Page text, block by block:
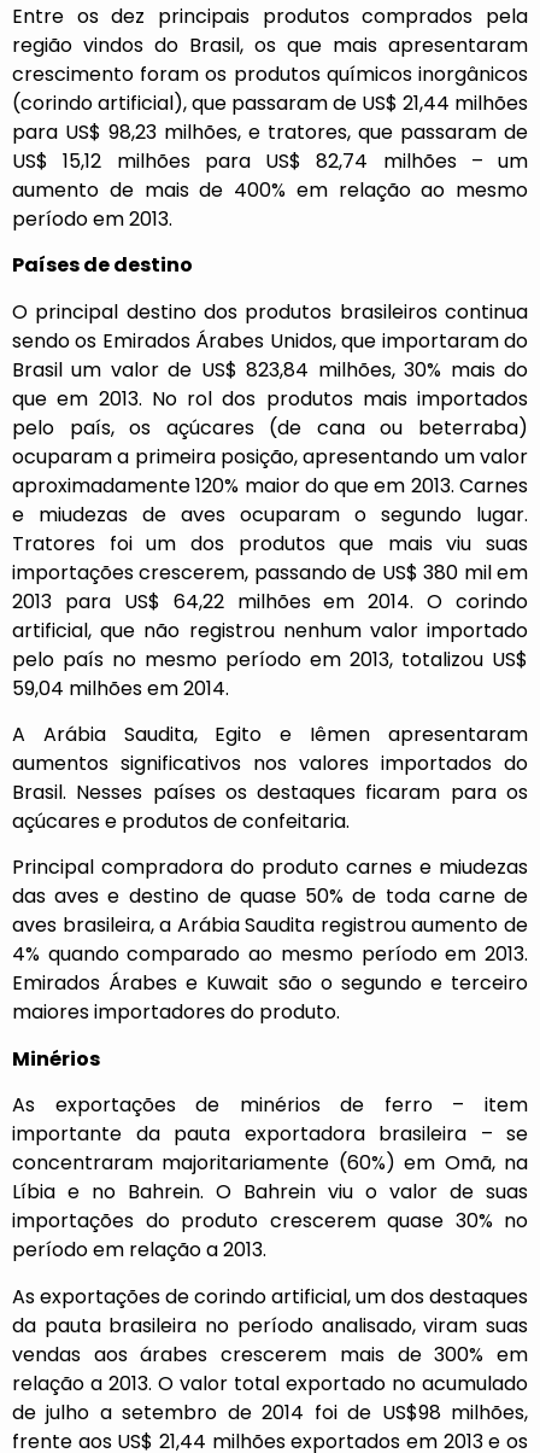
Entre os dez principais produtos comprados pela
região vindos do Brasil, os que mais apresentaram
crescimento foram os produtos químicos inorgânicos
(corindo artificial), que passaram de US$ 21,44 milhões
para US$ 98,23 milhões, e tratores, que passaram de
US$ 15,12 milhões para US$ 82,74 milhões – um
aumento de mais de 400% em relação ao mesmo
período em 2013.
Países de destino
O principal destino dos produtos brasileiros continua
sendo os Emirados Árabes Unidos, que importaram do
Brasil um valor de US$ 823,84 milhões, 30% mais do
que em 2013. No rol dos produtos mais importados
pelo país, os açúcares (de cana ou beterraba)
ocuparam a primeira posição, apresentando um valor
aproximadamente 120% maior do que em 2013. Carnes
e miudezas de aves ocuparam o segundo lugar.
Tratores foi um dos produtos que mais viu suas
importações crescerem, passando de US$ 380 mil em
2013 para US$ 64,22 milhões em 2014. O corindo
artificial, que não registrou nenhum valor importado
pelo país no mesmo período em 2013, totalizou US$
59,04 milhões em 2014.
A Arábia Saudita, Egito e Iêmen apresentaram
aumentos significativos nos valores importados do
Brasil. Nesses países os destaques ficaram para os
açúcares e produtos de confeitaria.
Principal compradora do produto carnes e miudezas
das aves e destino de quase 50% de toda carne de
aves brasileira, a Arábia Saudita registrou aumento de
4% quando comparado ao mesmo período em 2013.
Emirados Árabes e Kuwait são o segundo e terceiro
maiores importadores do produto.
Minérios
As exportações de minérios de ferro – item
importante da pauta exportadora brasileira – se
concentraram majoritariamente (60%) em Omã, na
Líbia e no Bahrein. O Bahrein viu o valor de suas
importações do produto crescerem quase 30% no
período em relação a 2013.
As exportações de corindo artificial, um dos destaques
da pauta brasileira no período analisado, viram suas
vendas aos árabes crescerem mais de 300% em
relação a 2013. O valor total exportado no acumulado
de julho a setembro de 2014 foi de US$98 milhões,
frente aos US$ 21,44 milhões exportados em 2013 e os